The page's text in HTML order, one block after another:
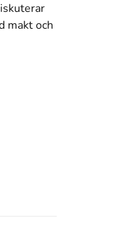
makt och